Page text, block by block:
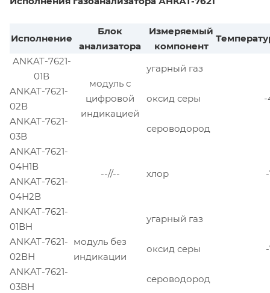
Исполнение
Блок
анализатора
Измеряемый
компонент
ANKAT-7621-
01В
модуль с
цифровой
индикацией
угарный газ
ANKAT-7621-
02В
оксид серы
-
ANKAT-7621-
03В
сероводород
ANKAT-7621-
04Н1В
--//-- хлор
ANKAT-7621-
04Н2В
ANKAT-7621-
01ВН
модуль без
индикации
угарный газ
ANKAT-7621-
02ВН
оксид серы
ANKAT-7621-
03ВН
сероводород